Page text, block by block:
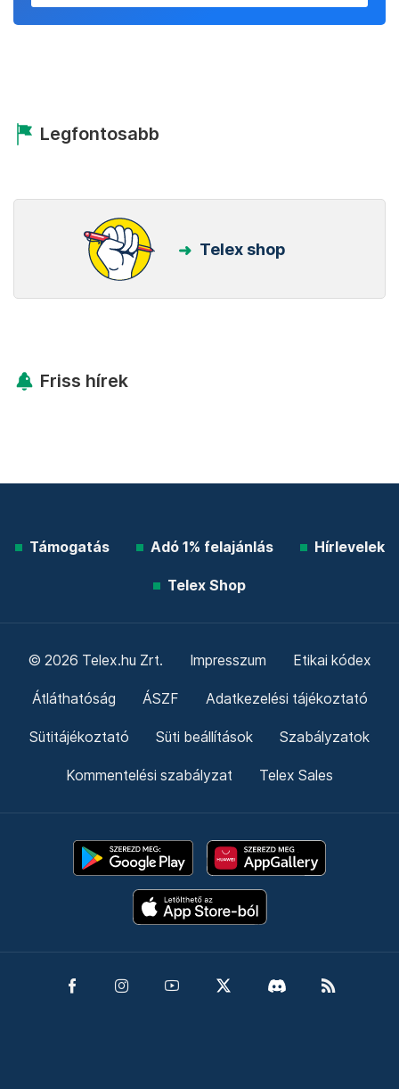
Legfontosabb
Telex shop
Friss hírek
Támogatás Adó 1% felajánlás Hírlevelek
Telex Shop
© 2026 Telex.hu Zrt. Impresszum Etikai kódex
Átláthatóság ÁSZF Adatkezelési tájékoztató
Sütitájékoztató Süti beállítások Szabályzatok
Kommentelési szabályzat Telex Sales